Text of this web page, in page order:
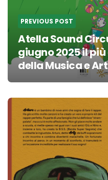
PREVIOUS POST
Atella Sound
giugno 2025 il
della Musica e